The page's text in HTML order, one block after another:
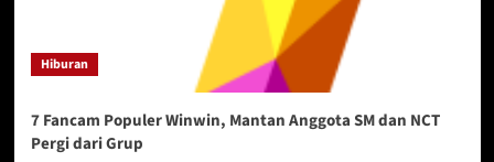
Hiburan
7 Fancam Populer Winwin, Mantan Anggota SM dan NCT
Pergi dari Grup